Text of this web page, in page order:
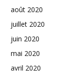
août 2020
juillet 2020
juin 2020
mai 2020
avril 2020